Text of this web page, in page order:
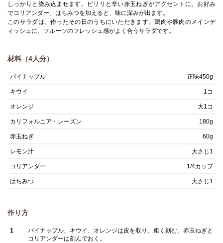
しっかりと染み込ませます。ピリリと辛い赤玉ねぎがアクセントに。お好み
でコリアンダー、はちみつを加えると、味に深みが出ます。
このサラダは、作ったその日のうちにいただきます。鶏肉や豚肉のメインデ
ィッシュに、フルーツのフレッシュ感がよく合うサラダです。
材料（4人分）
パイナップル 正味450g
キウイ 1コ
オレンジ 大1コ
カリフォルニア・レーズン 180g
赤玉ねぎ 60g
レモン汁 大さじ1
コリアンダー 1/4カップ
はちみつ 大さじ1
作り方
1
パイナップル、キウイ、オレンジは皮を取り、粗く刻む。赤玉ねぎと
コリアンダーは刻んでおく。